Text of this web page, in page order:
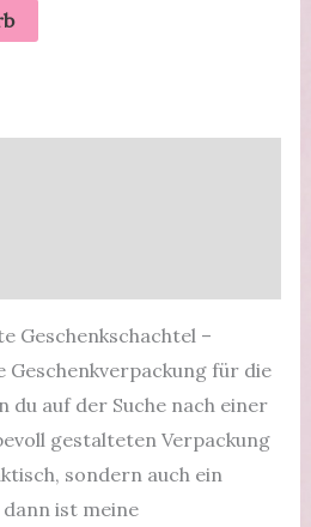
Geschenkschachtel –
Geschenkverpackung für die
du auf der Suche nach einer
gestalteten Verpackung
sondern auch ein
ist meine